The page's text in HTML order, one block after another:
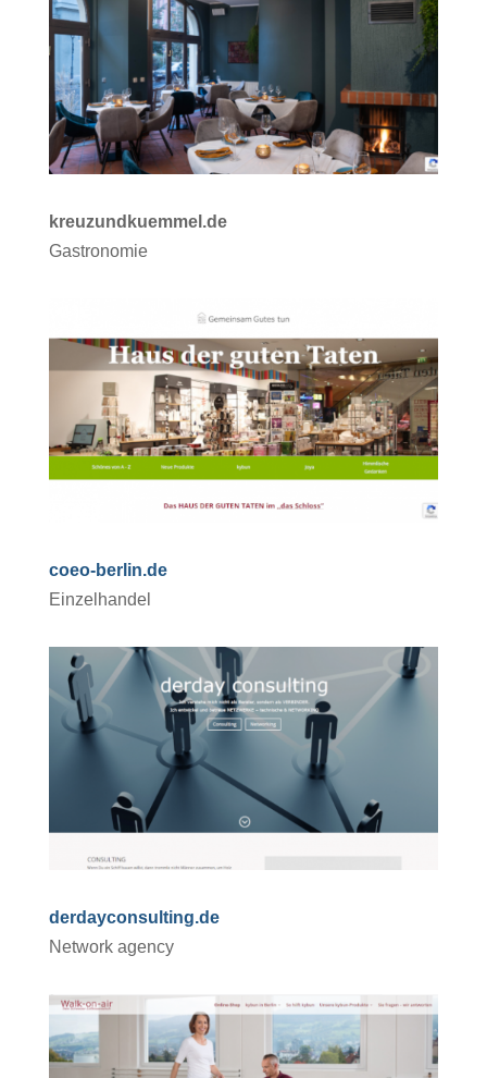
kreuzundkuemmel.de
Gastronomie
coeo-berlin.de
Einzelhandel
derdayconsulting.de
Network agency